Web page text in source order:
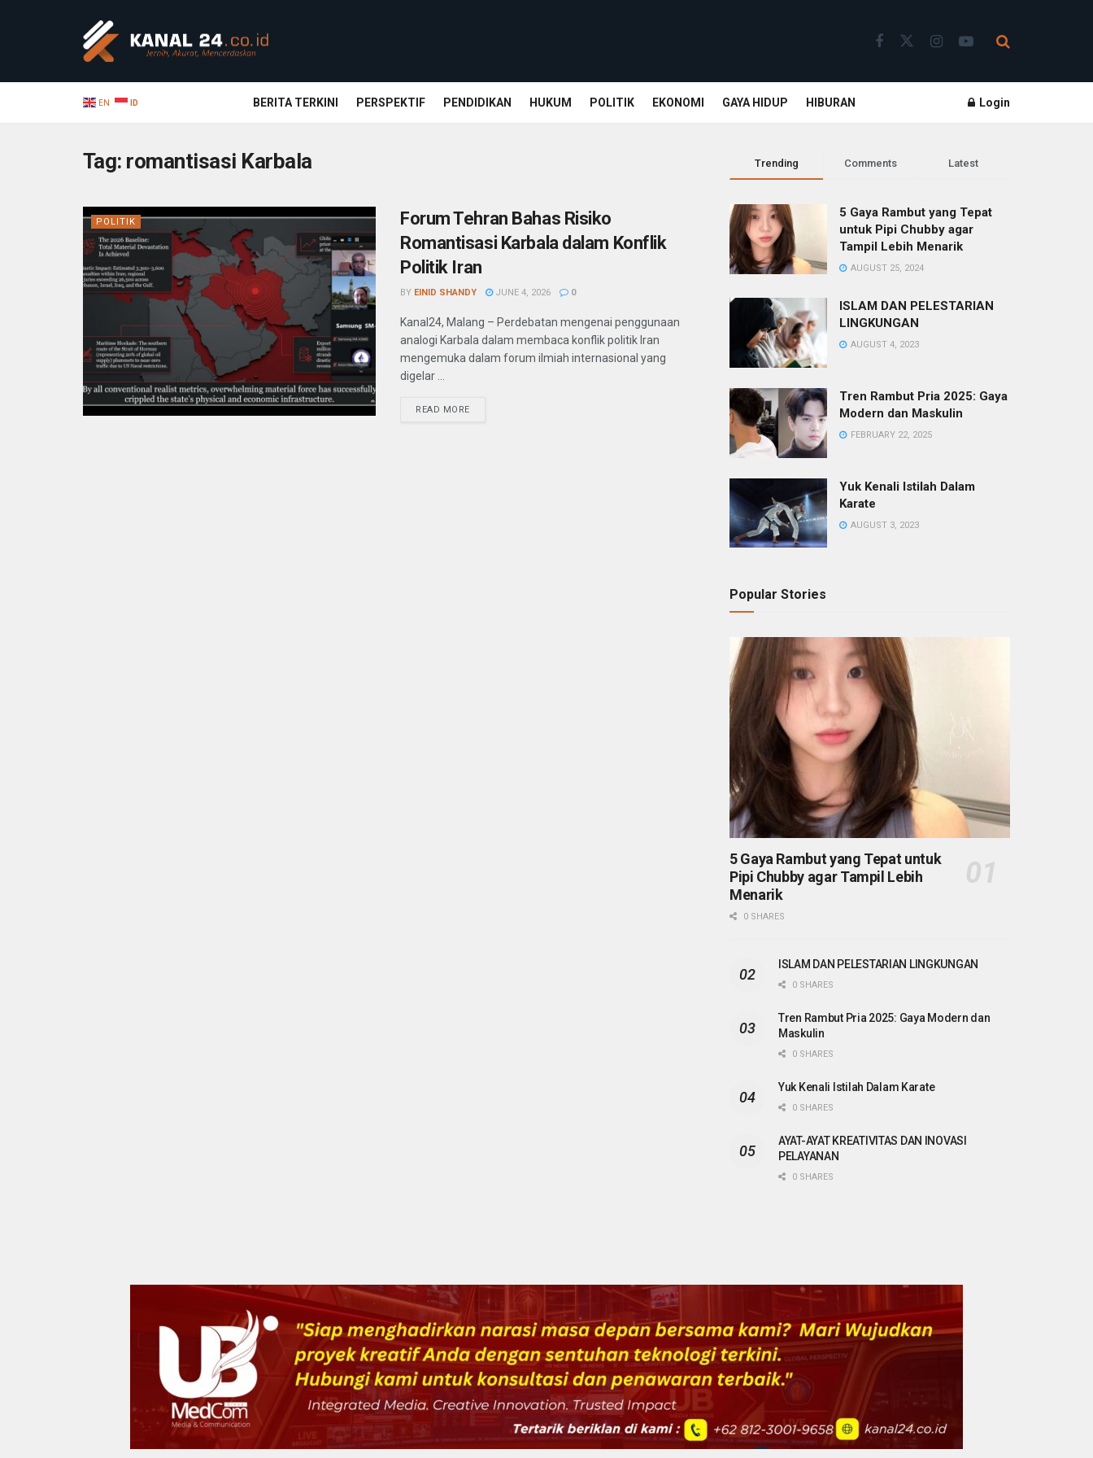
EN ID BERITA TERKINI PERSPEKTIF PENDIDIKAN HUKUM POLITIK EKONOMI GAYA HIDUP HIBURAN Login
Tag: romantisasi Karbala
POLITIK
Forum Tehran Bahas Risiko
Romantisasi Karbala dalam Konflik
Politik Iran
BY EINID SHANDY JUNE 4, 2026 0
Kanal24, Malang – Perdebatan mengenai penggunaan
analogi Karbala dalam membaca konflik politik Iran
mengemuka dalam forum ilmiah internasional yang
digelar ...
READ MORE
Trending Comments Latest
5 Gaya Rambut yang Tepat
untuk Pipi Chubby agar
Tampil Lebih Menarik
AUGUST 25, 2024
ISLAM DAN PELESTARIAN
LINGKUNGAN
AUGUST 4, 2023
Tren Rambut Pria 2025: Gaya
Modern dan Maskulin
FEBRUARY 22, 2025
Yuk Kenali Istilah Dalam
Karate
AUGUST 3, 2023
Popular Stories
5 Gaya Rambut yang Tepat untuk
Pipi Chubby agar Tampil Lebih
Menarik
0 SHARES
ISLAM DAN PELESTARIAN LINGKUNGAN
0 SHARES
Tren Rambut Pria 2025: Gaya Modern dan
Maskulin
0 SHARES
Yuk Kenali Istilah Dalam Karate
0 SHARES
AYAT-AYAT KREATIVITAS DAN INOVASI
PELAYANAN
0 SHARES